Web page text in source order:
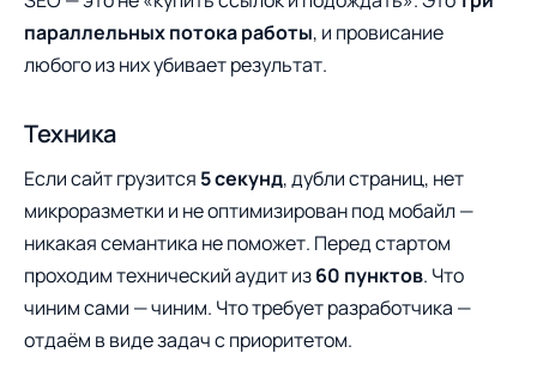
параллельных потока работы, и провисание
любого из них убивает результат.
Техника
Если сайт грузится 5 секунд, дубли страниц, нет
микроразметки и не оптимизирован под мобайл —
никакая семантика не поможет. Перед стартом
проходим технический аудит из60 пунктов. Что
чиним сами — чиним. Что требует разработчика —
отдаём в виде задач с приоритетом.